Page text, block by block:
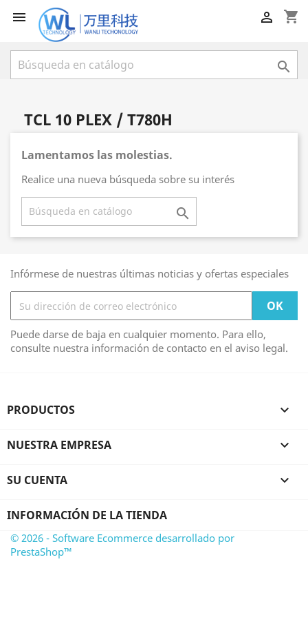
 shopping_cart


TCL 10 PLEX / T780H
Lamentamos las molestias.
Realice una nueva búsqueda sobre su interés

Infórmese de nuestras últimas noticias y ofertas especiales
Puede darse de baja en cualquier momento. Para ello,
consulte nuestra información de contacto en el aviso legal.
PRODUCTOS 
NUESTRA EMPRESA 
SU CUENTA 
INFORMACIÓN DE LA TIENDA
© 2026 - Software Ecommerce desarrollado por
PrestaShop™